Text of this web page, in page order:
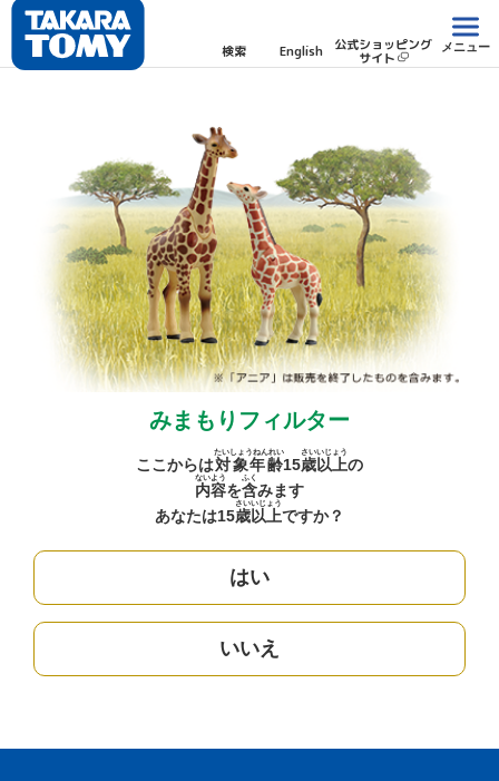
検索 English 公式ショッピング
サイト
メニュー
みまもりフィルター
ここからは対象年齢
たいしょうねんれい
15歳
さい
以上
いじょう
の
内容
ないよう
を含
ふく
みます
あなたは15歳
さい
以上
いじょう
ですか？
はい
いいえ